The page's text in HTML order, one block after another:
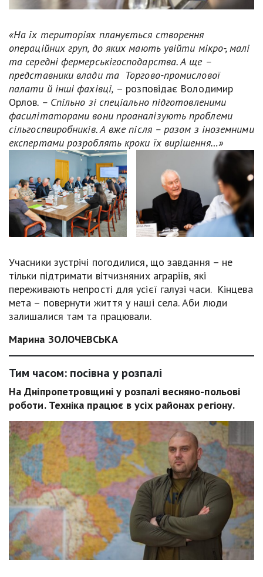
«На їх територіях планується створення
операційних груп, до яких мають увійти мікро-, малі
та середні фермерськігосподарства. А ще –
представники влади та Торгово-промислової
палати й інші фахівці, – розповідає Володимир
Орлов. – Спільно зі спеціально підготовленими
фасилітаторами вони проаналізують проблеми
сільгоспвиробників. А вже після – разом з іноземними
експертами розроблять кроки їх вирішення…»
Учасники зустрічі погодилися, що завдання – не
тільки підтримати вітчизняних аграріїв, які
переживають непрості для усієї галузі часи. Кінцева
мета – повернути життя у наші села. Аби люди
залишалися там та працювали.
Марина ЗОЛОЧЕВСЬКА
Тим часом: посівна у розпалі
На Дніпропетровщині у розпалі весняно-польові
роботи. Техніка працює в усіх районах регіону.